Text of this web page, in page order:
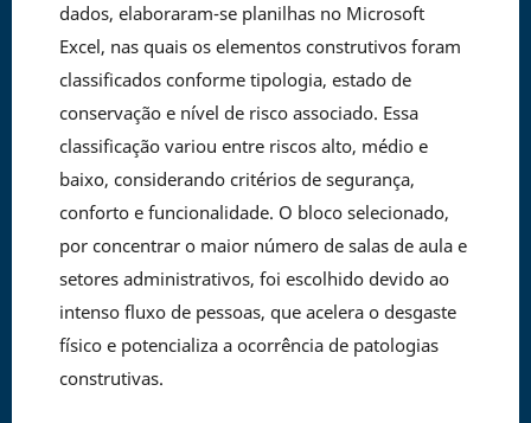
dados, elaboraram-se planilhas no Microsoft
Excel, nas quais os elementos construtivos foram
classificados conforme tipologia, estado de
conservação e nível de risco associado. Essa
classificação variou entre riscos alto, médio e
baixo, considerando critérios de segurança,
conforto e funcionalidade. O bloco selecionado,
por concentrar o maior número de salas de aula e
setores administrativos, foi escolhido devido ao
intenso fluxo de pessoas, que acelera o desgaste
físico e potencializa a ocorrência de patologias
construtivas.